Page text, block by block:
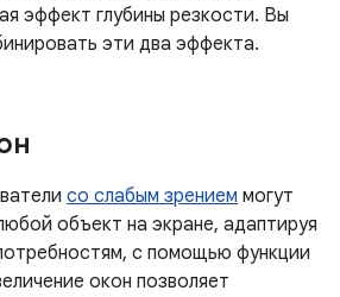
эффект глубины резкости. Вы
эти два эффекта.
со слабым зрением могут
объект на экране, адаптируя
с помощью функции
окон позволяет